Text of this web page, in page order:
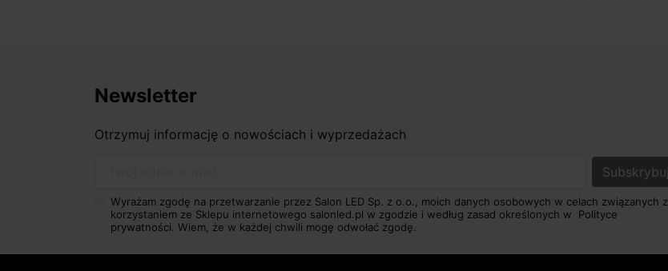
Newsletter
Otrzymuj informację o nowościach i wyprzedażach
Wyrażam zgodę na przetwarzanie przez Salon LED Sp. z o.o., moich danych osobowych w celach związanych z
korzystaniem ze Sklepu internetowego salonled.pl w zgodzie i według zasad określonych w Polityce
prywatności. Wiem, że w każdej chwili mogę odwołać zgodę.